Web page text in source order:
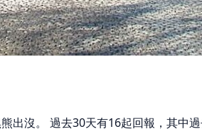
出沒。 過去30天有16起回報，其中